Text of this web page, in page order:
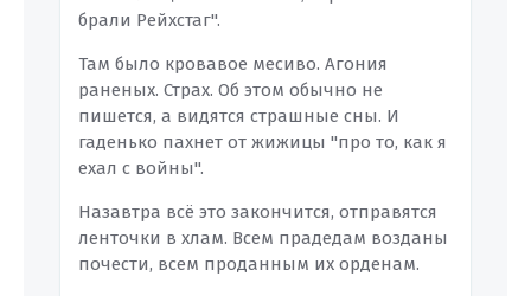
брали Рейхстаг".
Там было кровавое месиво. Агония
раненых. Страх. Об этом обычно не
пишется, а видятся страшные сны. И
гаденько пахнет от жижицы "про то, как я
ехал с войны".
Назавтра всё это закончится, отправятся
ленточки в хлам. Всем прадедам возданы
почести, всем проданным их орденам.